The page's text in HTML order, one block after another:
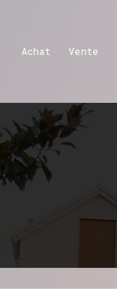
Achat Vente